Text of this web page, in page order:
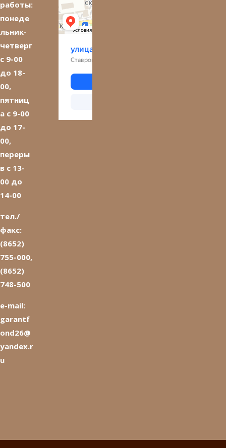
работы:
понеде
льник-
четверг
с 9-00
до 18-
00,
пятниц
а с 9-00
до 17-
00,
переры
в с 13-
00 до
14-00
тел./
факс:
(8652)
755-000,
(8652)
748-500
e-mail:
garantf
ond26@
yandex.r
u